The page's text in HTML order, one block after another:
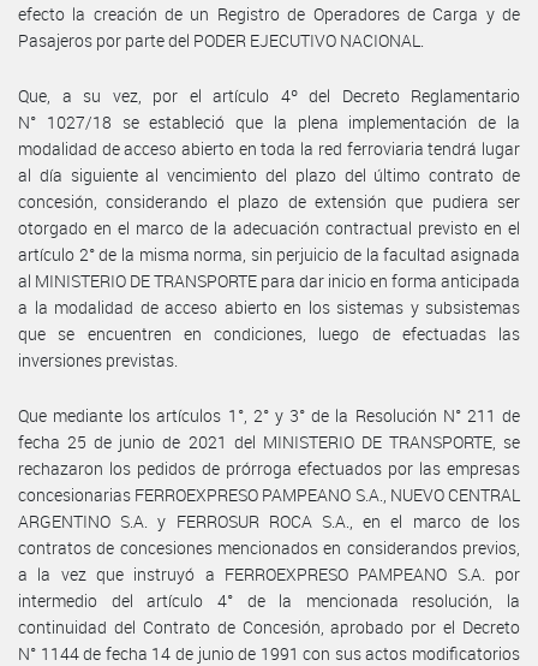
efecto la creación de un Registro de Operadores de Carga y de
Pasajeros por parte del PODER EJECUTIVO NACIONAL.
Que, a su vez, por el artículo 4º del Decreto Reglamentario
N° 1027/18 se estableció que la plena implementación de la
modalidad de acceso abierto en toda la red ferroviaria tendrá lugar
al día siguiente al vencimiento del plazo del último contrato de
concesión, considerando el plazo de extensión que pudiera ser
otorgado en el marco de la adecuación contractual previsto en el
artículo 2° de la misma norma, sin perjuicio de la facultad asignada
al MINISTERIO DE TRANSPORTE para dar inicio en forma anticipada
a la modalidad de acceso abierto en los sistemas y subsistemas
que se encuentren en condiciones, luego de efectuadas las
inversiones previstas.
Que mediante los artículos 1°, 2° y 3° de la Resolución N° 211 de
fecha 25 de junio de 2021 del MINISTERIO DE TRANSPORTE, se
rechazaron los pedidos de prórroga efectuados por las empresas
concesionarias FERROEXPRESO PAMPEANO S.A., NUEVO CENTRAL
ARGENTINO S.A. y FERROSUR ROCA S.A., en el marco de los
contratos de concesiones mencionados en considerandos previos,
a la vez que instruyó a FERROEXPRESO PAMPEANO S.A. por
intermedio del artículo 4° de la mencionada resolución, la
continuidad del Contrato de Concesión, aprobado por el Decreto
N° 1144 de fecha 14 de junio de 1991 con sus actos modificatorios